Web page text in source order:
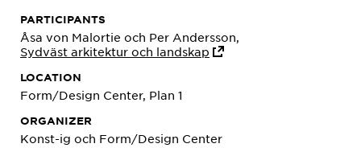
PARTICIPANTS
Åsa von Malortie och Per Andersson,
Sydväst arkitektur och landskap
LOCATION
Form/Design Center, Plan 1
ORGANIZER
Konst-ig och Form/Design Center